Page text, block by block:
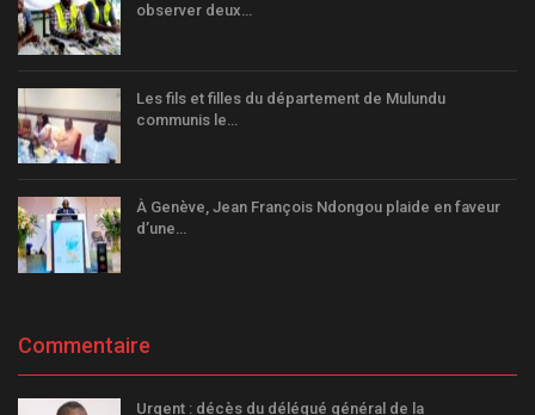
observer deux…
Les fils et filles du département de Mulundu
communis le…
À Genève, Jean François Ndongou plaide en faveur
d’une…
Commentaire
Urgent : décès du délégué général de la